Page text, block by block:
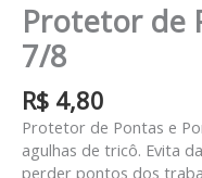
Protetor de
7/8
R$ 4,80
Protetor de Pontas e
agulhas de tricô. Evita
perder pontos dos